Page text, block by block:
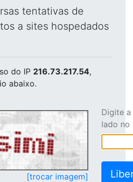
tentativas de
a sites hospedados
do IP 216.73.217.54,
abaixo.
[trocar imagem]
Digite
lado no